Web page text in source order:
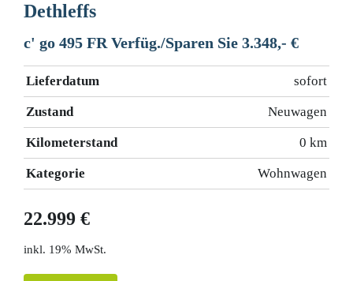
Dethleffs
c' go 495 FR Verfüg./Sparen Sie 3.348,- €
Lieferdatum sofort
Zustand Neuwagen
Kilometerstand 0 km
Kategorie Wohnwagen
22.999 €
19% MwSt.